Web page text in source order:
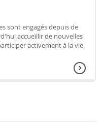
sont engagés depuis de
accueillir de nouvelles
activement à la vie